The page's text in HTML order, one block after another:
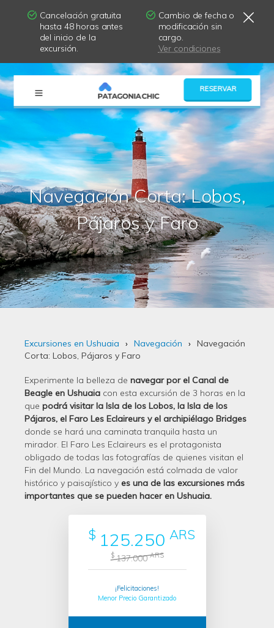
Cancelación gratuita
hasta 48 horas antes
del inicio de la
excursión.
Cambio de fecha o
modificación sin
cargo.
Ver condiciones
RESERVAR
×
Navegación Corta: Lobos,
Pájaros y Faro
Excursiones en Ushuaia Navegación
Navegación
Corta: Lobos, Pájaros y Faro
Experimente la belleza de navegar por el Canal de
Beagle en Ushuaia con esta excursión de 3 horas en la
que podrá visitar la Isla de los Lobos, la Isla de los
Pájaros, el Faro Les Eclaireurs y el archipiélago Bridges
donde se hará una caminata tranquila hasta un
mirador. El Faro Les Eclaireurs es el protagonista
obligado de todas las fotografías de quienes visitan el
Fin del Mundo. La navegación está colmada de valor
histórico y paisajístico y es una de las excursiones más
importantes que se pueden hacer en Ushuaia.
$ 125.250 ARS
$137.000ARS
¡Felicitaciones!
Menor Precio Garantizado